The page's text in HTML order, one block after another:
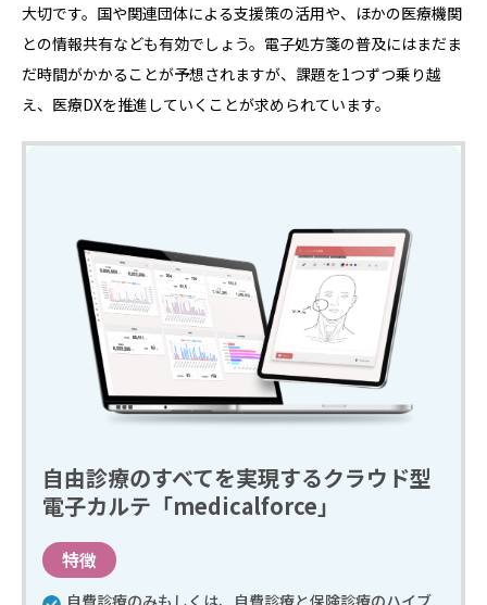
大切です。国や関連団体による支援策の活用や、ほかの医療機関
との情報共有なども有効でしょう。電子処方箋の普及にはまだま
だ時間がかかることが予想されますが、課題を1つずつ乗り越
え、医療DXを推進していくことが求められています。
自由診療のすべてを実現するクラウド型
電子カルテ「medicalforce」
特徴